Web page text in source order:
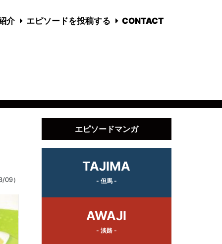
介 エピソードを投稿する CONTACT
）
エピソードマンガ
TAJIMA
- 但馬 -
AWAJI
- 淡路 -